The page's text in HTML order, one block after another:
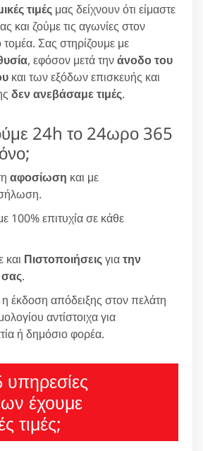
τιμές μας δείχνουν ότι είμαστε
και ζούμε τις αγωνίες στον
τομέα. Σας στηρίζουμε με
, εφόσον μετά τηνάνοδο του
και των εξόδων επισκευής και
δεν ανεβάσαμε τιμές.
24h το 24ωρο 365
αφοσίωση και με
100% επιτυχία σε κάθε
και Πιστοποιήσειςγιατην
.
έκδοση απόδειξης στον πελάτη
αντίστοιχα για
ή δημόσιο φορέα.
υπηρεσίες
έχουμε
τιμές;